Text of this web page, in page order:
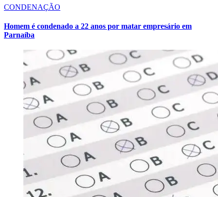
CONDENAÇÃO
Homem é condenado a 22 anos por matar empresário em
Parnaíba